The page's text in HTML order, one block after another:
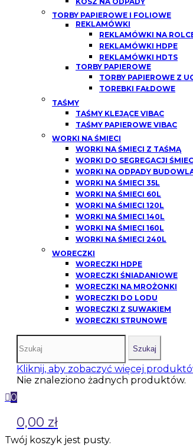
TORBY PAPIEROWE I FOLIOWE
REKLAMÓWKI
REKLAMÓWKI NA
REKLAMÓWKI HDPE
REKLAMÓWKI HDTS
TORBY PAPIEROWE
TORBY PAPIEROWE Z
TOREBKI FAŁDOWE
TAŚMY
TAŚMY KLEJĄCE VIBAC
TAŚMY PAPIEROWE VIBAC
WORKI NA ŚMIECI
WORKI NA ŚMIECI Z TAŚMĄ
WORKI DO SEGREGACJI
WORKI NA ODPADY
WORKI NA ŚMIECI 35L
WORKI NA ŚMIECI 60L
WORKI NA ŚMIECI 120L
WORKI NA ŚMIECI 140L
WORKI NA ŚMIECI 160L
WORKI NA ŚMIECI 240L
WORECZKI
WORECZKI HDPE
WORECZKI ŚNIADANIOWE
WORECZKI NA MROŻONKI
WORECZKI DO LODU
WORECZKI Z SUWAKIEM
WORECZKI STRUNOWE
Szukaj
Kliknij, aby zobaczyć więcej
Nie znaleziono żadnych produktów.
0
0,00 zł
Twój koszyk jest pusty.